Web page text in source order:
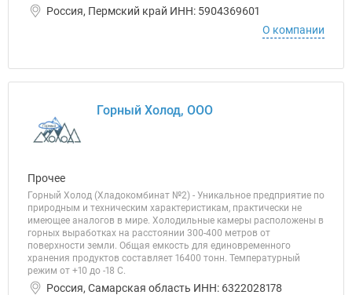
Россия, Пермский край ИНН: 5904369601
О компании
Горный Холод, ООО
Прочее
Горный Холод (Хладокомбинат №2) - Уникальное предприятие по
природным и техническим характеристикам, практически не
имеющее аналогов в мире. Холодильные камеры расположены в
горных выработках на расстоянии 300-400 метров от
поверхности земли. Общая емкость для единовременного
хранения продуктов составляет 16400 тонн. Температурный
режим от +10 до -18 С.
Россия, Самарская область ИНН: 6322028178